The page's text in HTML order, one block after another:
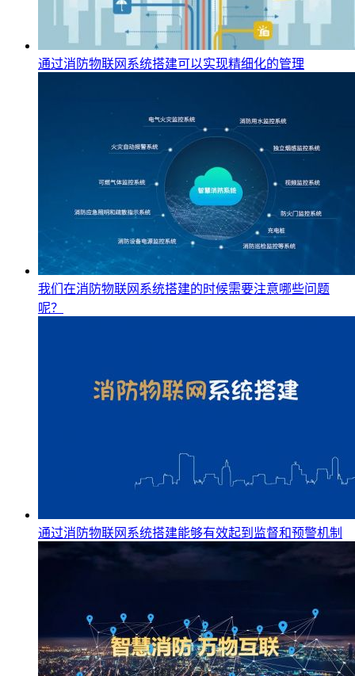
通过消防物联网系统搭建可以实现精细化的管理
我们在消防物联网系统搭建的时候需要注意哪些问题
呢？
通过消防物联网系统搭建能够有效起到监督和预警机制